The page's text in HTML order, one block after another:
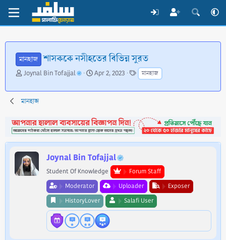
মানহাজ শাসককে নসীহতের বিভিন্ন সুরত
T
r
e
d
s
r
t
e
Joynal Bin Tofajjal
S
a
d
a
Apr 2, 2023
T
a
g
মানহাজ
মানহাজ
Joynal Bin Tofajjal
Student Of Knowledge
Forum Staff
Moderator
Uploader
Exposer
HistoryLover
Salafi User